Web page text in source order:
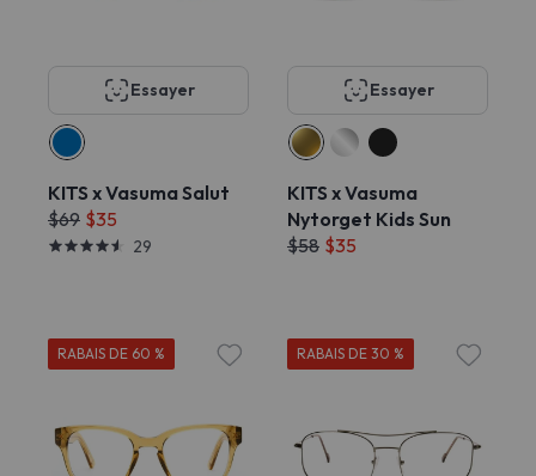
Essayer
KITS x Vasuma Salut
$69 $35
29
Essayer
KITS x Vasuma
Nytorget Kids Sun
$58 $35
RABAIS DE 60 % RABAIS DE 30 %